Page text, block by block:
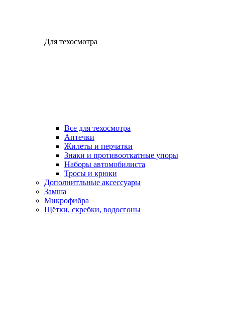
Для техосмотра
Все для техосмотра
Аптечки
Жилеты и перчатки
Знаки и противооткатные упоры
Наборы автомобилиста
Тросы и крюки
Дополнитльные аксессуары
Замша
Микрофибра
Щётки, скребки, водосгоны